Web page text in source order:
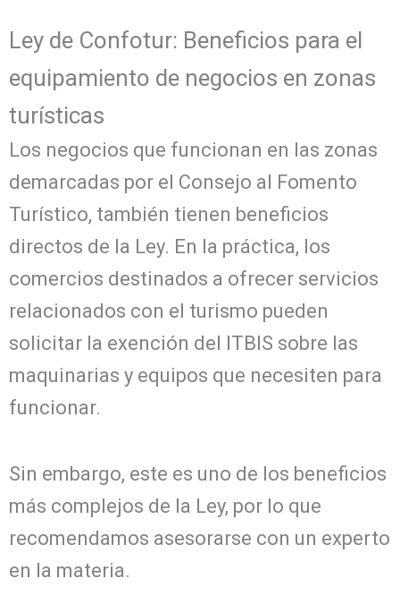
Ley de Confotur: Beneficios para el
equipamiento de negocios en zonas
turísticas
Los negocios que funcionan en las zonas
demarcadas por el Consejo al Fomento
Turístico, también tienen beneficios
directos de la Ley. En la práctica, los
comercios destinados a ofrecer servicios
relacionados con el turismo pueden
solicitar la exención del ITBIS sobre las
maquinarias y equipos que necesiten para
funcionar.
Sin embargo, este es uno de los beneficios
más complejos de la Ley, por lo que
recomendamos asesorarse con un experto
en la materia.